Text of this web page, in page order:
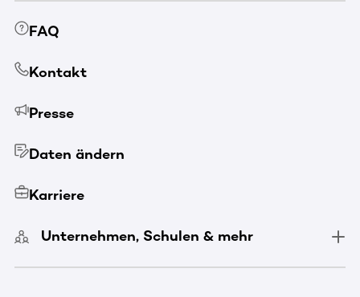
FAQ
Kontakt
Presse
Daten ändern
Karriere
Unternehmen, Schulen & mehr